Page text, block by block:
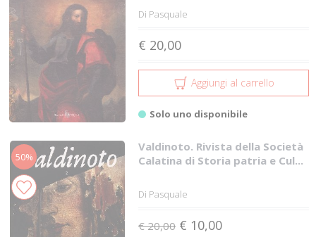
Di Pasquale
€ 20,00
Aggiungi al carrello
Solo uno disponibile
50%
Valdinoto. Rivista della Società
Calatina di Storia patria e Cul...
Di Pasquale
€ 20,00 € 10,00